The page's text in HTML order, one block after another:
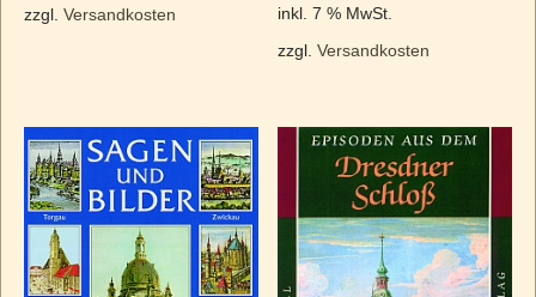
zzgl. Versandkosten inkl. 7 % MwSt.
zzgl.Versandkosten